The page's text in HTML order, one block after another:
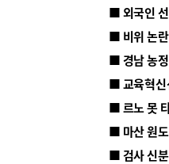
■ 외국인
■ 비위 논
■ 르노 못
■ 마산 원